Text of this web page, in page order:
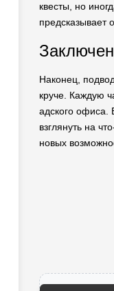
квесты, но
предсказывает
Наконец,
круче. Каждую
адского офиса.
взглянуть на
новых